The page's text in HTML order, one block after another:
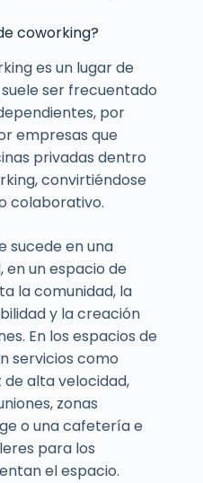
coworking?
es un lugar de
ser frecuentado
por
empresas que
privadas dentro
convirtiéndose
colaborativo.
sucede en una
un espacio de
la comunidad, la
y la creación
En los espacios de
servicios como
alta velocidad,
zonas
o una cafetería e
para los
el espacio.